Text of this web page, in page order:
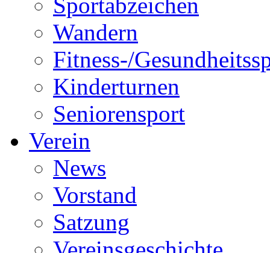
Sportabzeichen
Wandern
Fitness-/
Kinderturnen
Seniorensport
Verein
News
Vorstand
Satzung